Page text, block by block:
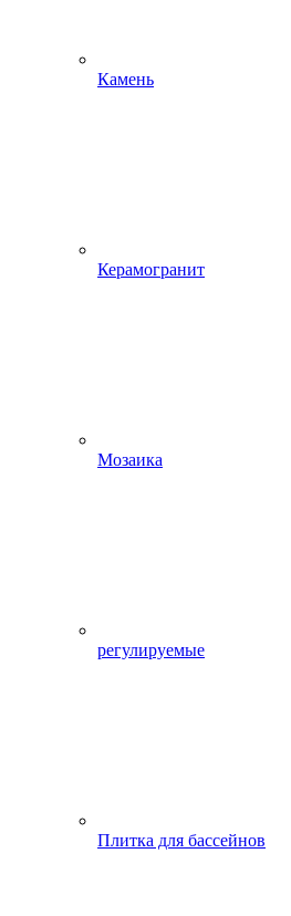
Камень
Керамогранит
Мозаика
регулируемые
Плитка для бассейнов